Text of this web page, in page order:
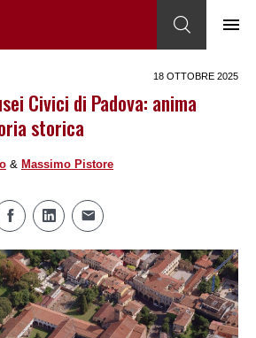
18 OTTOBRE 2025
Civici di Padova: anima
storica
& Massimo Pistore